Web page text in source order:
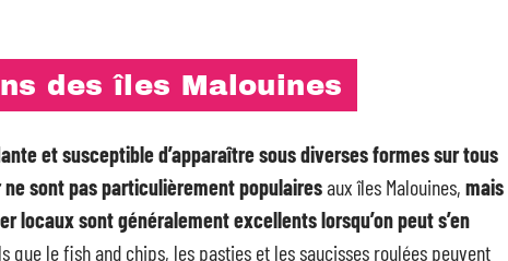
des îles Malouines
et susceptible d’apparaître sous diverses formes sur tous
sont pas particulièrement populairesaux îles Malouines, mais
locaux sont généralement excellents lorsqu’on peut s’en
que le fish and chips, les pasties et les saucisses roulées peuvent